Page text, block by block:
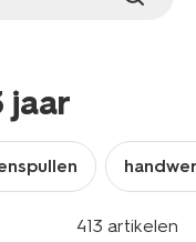
jaar
413 artikelen